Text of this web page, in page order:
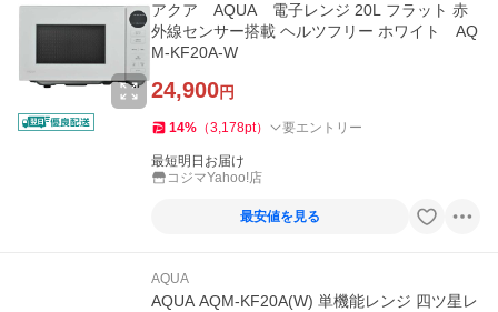
アクア AQUA 電子レンジ 20L フラット 赤
外線センサー搭載 ヘルツフリー ホワイト AQ
M-KF20A-W
24,900円
14% （3,178pt） 要エントリー
最短明日お届け
コジマYahoo!店
最安値を見る
AQUA
AQUA AQM-KF20A(W) 単機能レンジ 四ツ星レ